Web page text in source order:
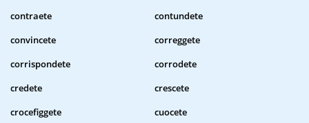
contraete
contundete
convincete
correggete
corrispondete
corrodete
credete
crescete
crocefiggete
cuocete